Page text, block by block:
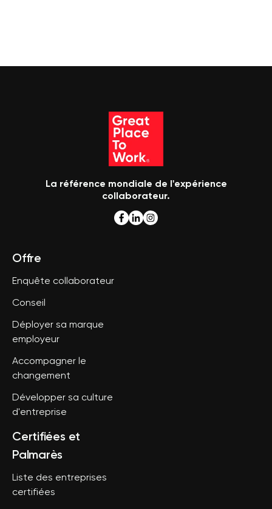
La référence mondiale de l'expérience
collaborateur.
Offre
Enquête collaborateur
Conseil
Déployer sa marque
employeur
Accompagner le
changement
Développer sa culture
d'entreprise
Certifiées et
Palmarès
Liste des entreprises
certifiées